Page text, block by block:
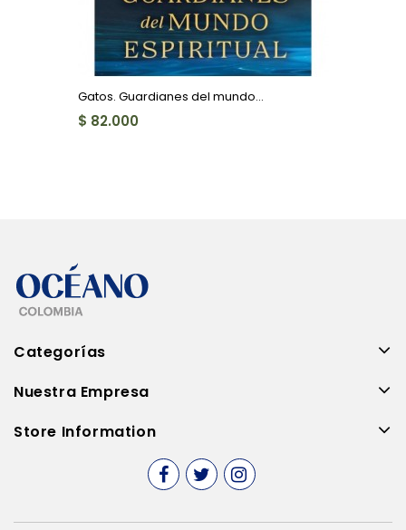
Gatos. Guardianes del mundo...
$ 82.000
Categorías
Nuestra Empresa
Store Information